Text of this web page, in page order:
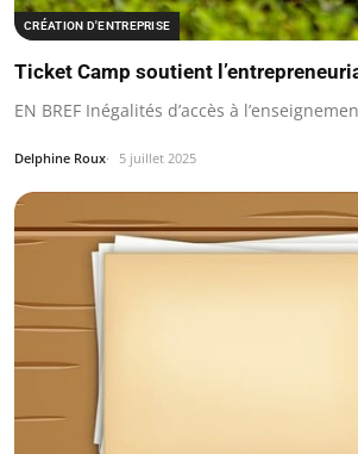
CRÉATION D'ENTREPRISE
Ticket Camp soutient
EN BREF Inégalités d’accès à
Delphine Roux 5 juillet 2025